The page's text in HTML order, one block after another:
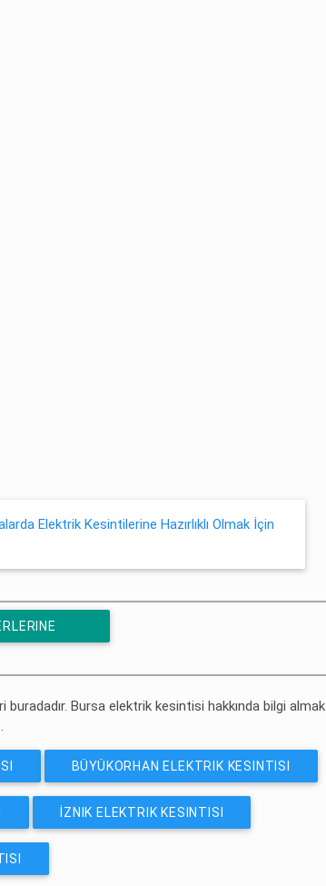
Elektrik Kesintilerine Hazırlıklı Olmak İçin
Bursa elektrik kesintisi hakkında bilgi almak
BÜYÜKORHAN ELEKTRIK KESINTISI
İZNIK ELEKTRIK KESINTISI